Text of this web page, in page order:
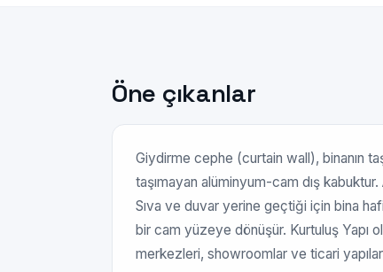
Öne çıkanlar
Giydirme cephe (curtain wall), binanın
taşımayan alüminyum-cam dış
Sıva ve duvar yerine geçtiği için bina
bir cam yüzeye dönüşür. Kurtuluş Yapı
merkezleri, showroomlar ve ticari